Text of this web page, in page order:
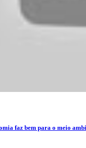
faz bem para o meio